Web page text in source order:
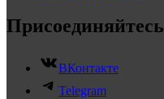
Присоединяйтесь
ВКонтакте
Telegram